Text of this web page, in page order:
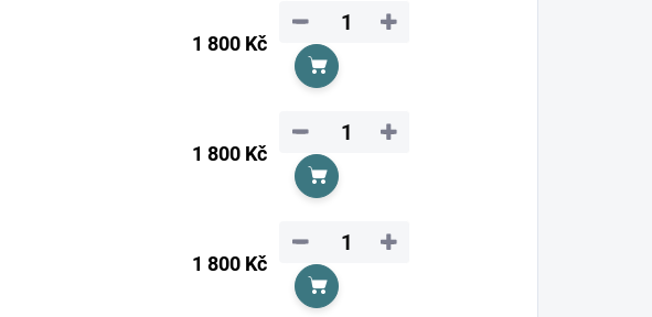
1 800 Kč
+
−
Do košíku
1 800 Kč
+
−
Do košíku
1 800 Kč
+
−
Do košíku